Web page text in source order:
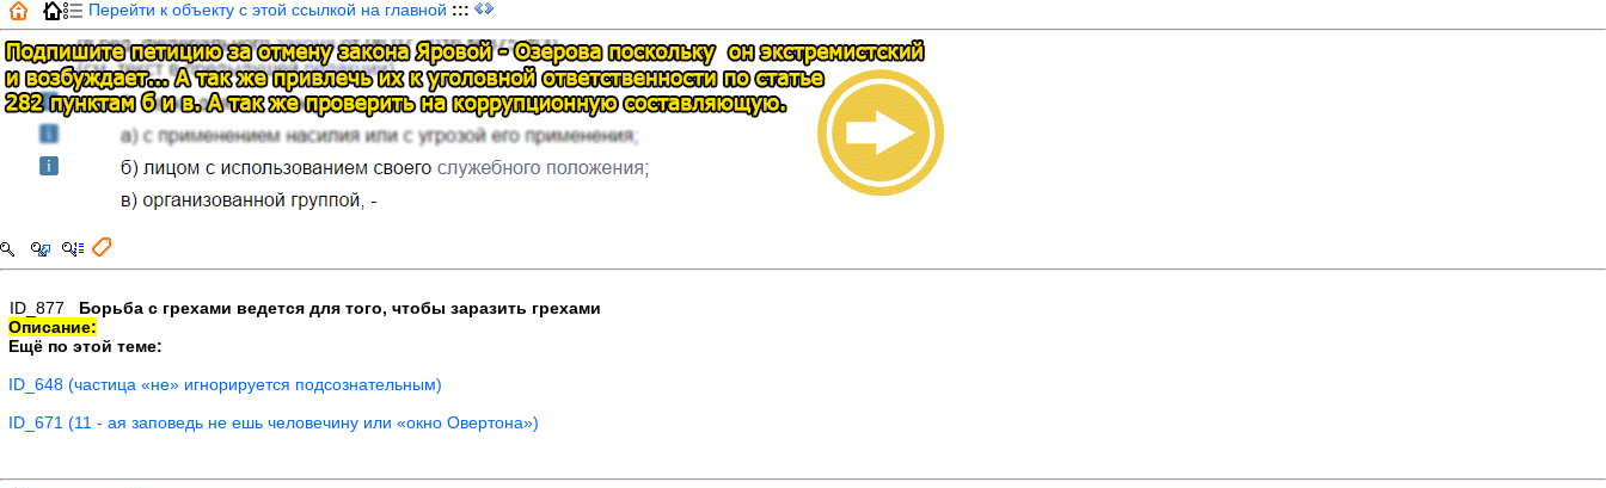
Перейти к объекту с этой ссылкой на главной :::
ID_877 Борьба с грехами ведется для того, чтобы заразить грехами
Описание:
Ещё по этой теме:
ID_648 (частица «не» игнорируется подсознательным)
ID_671 (11 - ая заповедь не ешь человечину или «окно Овертона»)